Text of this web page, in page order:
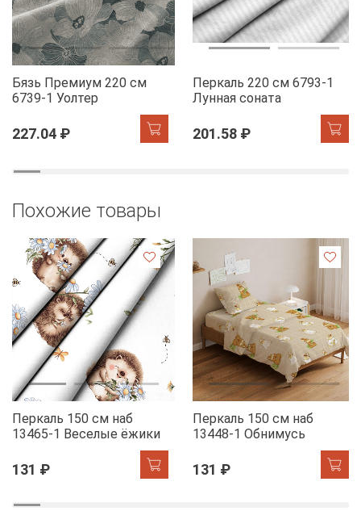
Бязь Премиум 220 см
6739-1 Уолтер
227.04 ₽
Перкаль 220 см 6793-1
Лунная соната
201.58 ₽
Похожие товары
Перкаль 150 см наб
13465-1 Веселые ёжики
131 ₽
Перкаль 150 см наб
13448-1 Обнимусь
131 ₽